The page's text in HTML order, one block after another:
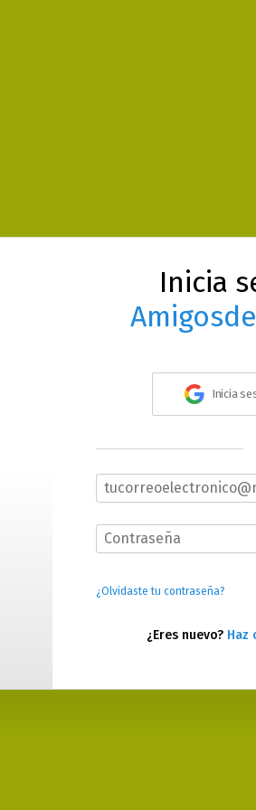
Inicia
Inicia
¿Olvidaste tu contraseña?
¿Eres nuevo? Haz